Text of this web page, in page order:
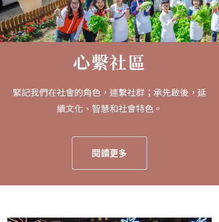
心繫社區
緊記我們在社會的角色，連繫社群；承先啟後，延
續文化、智慧和社會特色。
閱讀更多
頁 頁 頁 頁 頁